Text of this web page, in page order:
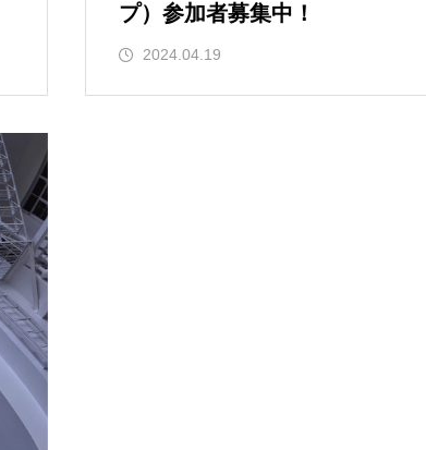
プ）参加者募集中！
2024.04.19